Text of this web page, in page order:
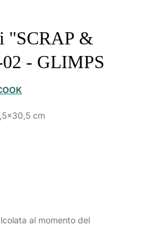
"SCRAP &
- GLIMPS
cm
al momento del